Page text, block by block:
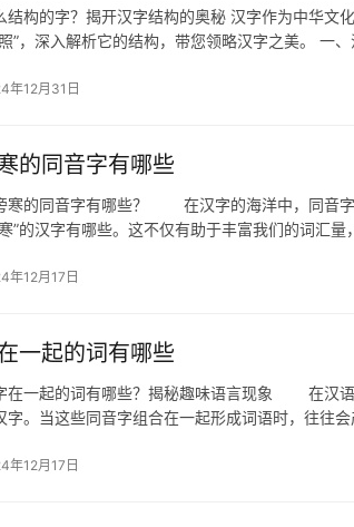
结构的字？揭开汉字结构的奥秘 汉字作为中华文
，深入解析它的结构，带您领略汉字之美。 一
年12月31日
的同音字有哪些
的同音字有哪些？ 在汉字的海洋中，同音字如
”的汉字有哪些。这不仅有助于丰富我们的词汇量
年12月17日
一起的词有哪些
一起的词有哪些？揭秘趣味语言现象 在汉语中
字。当这些同音字组合在一起形成词语时，往往
年12月17日